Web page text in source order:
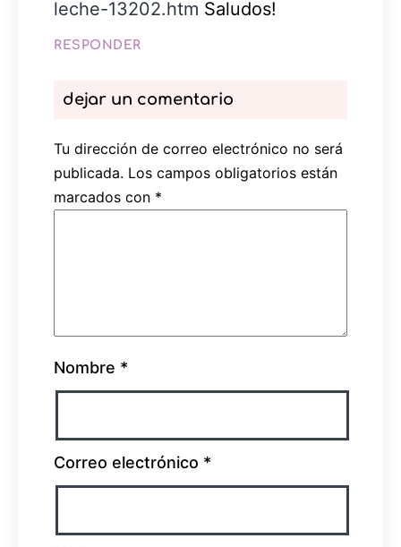
leche-13202.htm Saludos!
RESPONDER
dejar un comentario
Tu dirección de correo electrónico no será
publicada. Los campos obligatorios están
marcados con *
Nombre *
Correo electrónico *